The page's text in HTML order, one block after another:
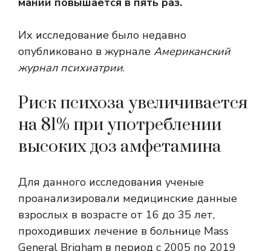
Их исследование было недавно
опубликовано в журнале Американский
журнал психиатрии.
Риск психоза увеличивается
на 81% при употреблении
высоких доз амфетамина
Для данного исследования ученые
проанализировали медицинские данные
взрослых в возрасте от 16 до 35 лет,
проходивших лечение в больнице Mass
General Brigham в период с 2005 по 2019